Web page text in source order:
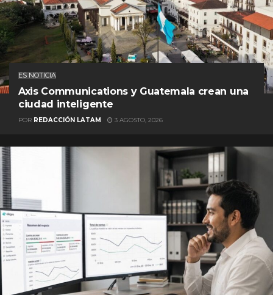
ES NOTICIA
Axis Communications y Guatemala crean una
ciudad inteligente
POR REDACCIÓN LATAM 3 AGOSTO, 2026